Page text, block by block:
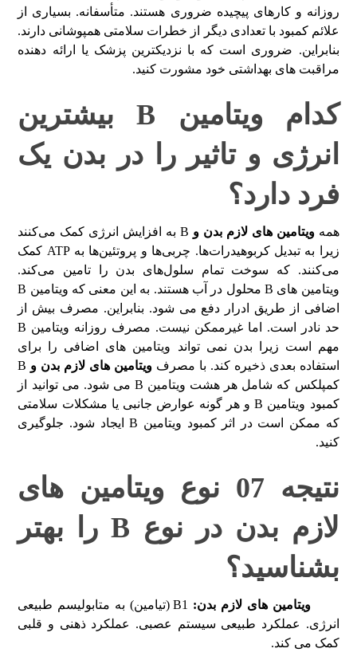
روزانه و کارهای پیچیده ضروری هستند. متأسفانه. بسیاری از
علائم کمبود با تعدادی دیگر از خطرات سلامتی همپوشانی دارند.
بنابراین. ضروری است که با نزدیکترین پزشک یا ارائه دهنده
مراقبت های بهداشتی خود مشورت کنید.
کدام ویتامین B بیشترین
انرژی و تاثیر را در بدن یک
فرد دارد؟
همهویتامین های لازم بدن و
B به افزایش انرژی کمک می‌کنند
زیرا به تبدیل کربوهیدرات‌ها. چربی‌ها و پروتئین‌ها به ATP کمک
می‌کنند. که سوخت تمام سلول‌های بدن را تامین می‌کند.
ویتامین های B محلول در آب هستند. به این معنی که ویتامین B
اضافی از طریق ادرار دفع می شود. بنابراین. مصرف بیش از
حد نادر است. اما غیرممکن نیست. مصرف روزانه ویتامین B
مهم است زیرا بدن نمی تواند ویتامین های اضافی را برای
استفاده بعدی ذخیره کند. با مصرف ویتامین های لازم بدن و B
کمپلکس که شامل هر هشت ویتامین B می شود. می توانید از
کمبود ویتامین B و هر گونه عوارض جانبی یا مشکلات سلامتی
که ممکن است در اثر کمبود ویتامین B ایجاد شود. جلوگیری
کنید.
نتیجه 07 نوع ویتامین های
لازم بدن در نوع B را بهتر
بشناسید؟
ویتامین های لازم بدن:
B1 (تیامین) به متابولیسم طبیعی
انرژی. عملکرد طبیعی سیستم عصبی. عملکرد ذهنی و قلبی
کمک می کند.